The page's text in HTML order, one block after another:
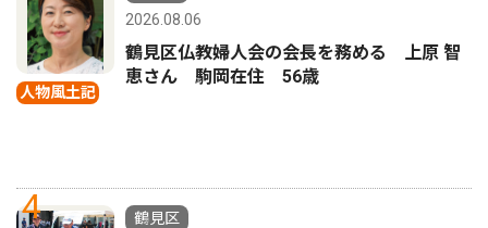
人物風土記
2026.08.06
鶴見区仏教婦人会の会長を務める 上原 智
恵さん 駒岡在住 56歳
4
鶴見区